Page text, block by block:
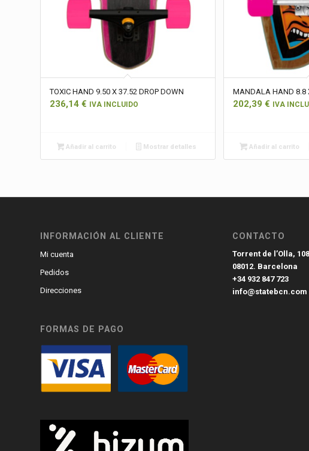
TOXIC HAND 9.50 X 37.52 DROP DOWN
236,14 € IVA INCLUIDO
Añadir al carrito Mostrar detalles
MANDALA HAND 8.8
202,39 € IVA
Añadir al carrito
INFORMACIÓN AL CLIENTE
Mi cuenta
Pedidos
Direcciones
FORMAS DE PAGO
CONTACTO
Torrent de l’Olla,
08012. Barcelona
+34 932 847 723
info@statebcn.com